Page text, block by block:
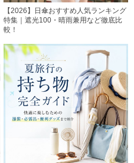
【2026】日傘おすすめ人気ランキング
特集｜遮光100・晴雨兼用など徹底比
較！